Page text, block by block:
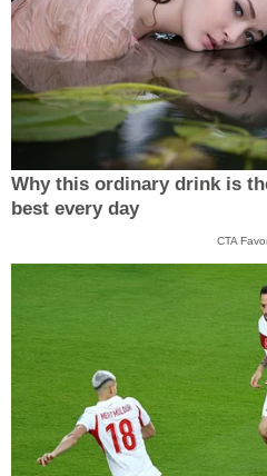
Why this ordinary drink is
best every day
CTA